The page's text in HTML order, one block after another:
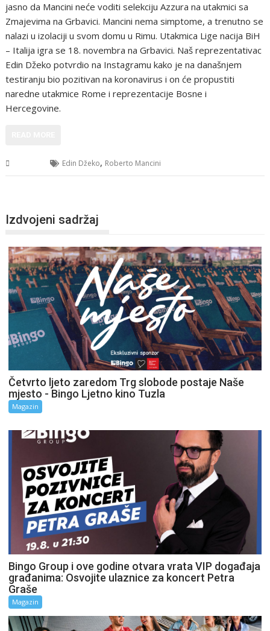
jasno da Mancini neće voditi selekciju Azzura na utakmici sa
Zmajevima na Grbavici. Mancini nema simptome, a trenutno se
nalazi u izolaciji u svom domu u Rimu. Utakmica Lige nacija BiH
– Italija igra se 18. novembra na Grbavici. Naš reprezentativac
Edin Džeko potvrdio na Instagramu kako je na današnjem
testiranju bio pozitivan na koronavirus i on će propustiti
naredne utakmice Rome i reprezentacije Bosne i
Hercegovine.
Edin Džeko, Roberto Mancini
Izdvojeni sadržaj
Četvrto ljeto zaredom Trg slobode postaje Naše
mjesto - Bingo Ljetno kino Tuzla
Magazin
Bingo Group i ove godine otvara vrata VIP događaja
građanima: Osvojite ulaznice za koncert Petra
Graše
Magazin